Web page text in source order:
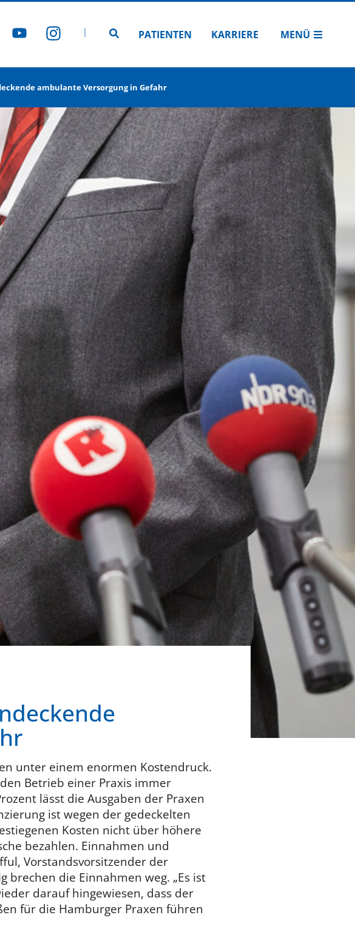
LINKEDIN
ZU YOUTUBE
ZU INSTAGRAM
Zur Seitensuche
PATIENTEN KARRIERE MENÜ
ambulante Versorgung in Gefahr
unter einem enormen Kostendruck.
Betrieb einer Praxis immer
lässt die Ausgaben der Praxen
ist wegen der gedeckelten
Kosten nicht über höhere
bezahlen. Einnahmen und
Vorstandsvorsitzender der
brechen die Einnahmen weg. „Es ist
darauf hingewiesen, dass der
für die Hamburger Praxen führen